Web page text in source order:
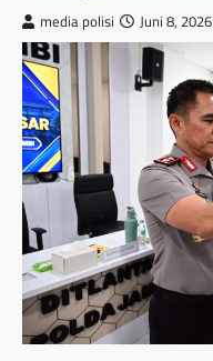
media polisi Juni 8, 2026